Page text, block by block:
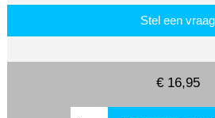
Stel een vraag
€ 16,95